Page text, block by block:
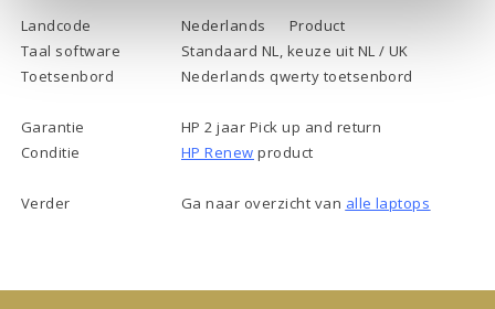
Landcode Nederlands
Product
Taal software
Standaard NL, keuze uit NL / UK
Toetsenbord
Nederlands qwerty toetsenbord
Garantie
HP 2 jaar Pick up and return
Conditie
HP Renew product
Verder Ga naar overzicht van alle laptops